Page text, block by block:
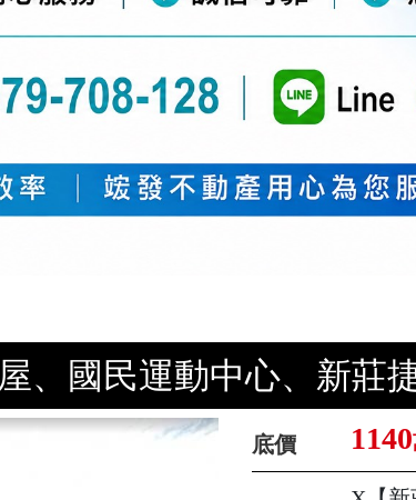
、國民運動中心、新莊
底價 1140